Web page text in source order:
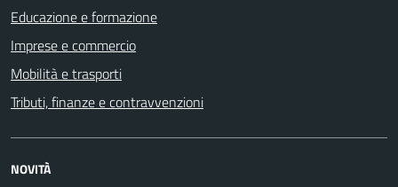
Educazione e formazione
Imprese e commercio
Mobilità e trasporti
Tributi, finanze e contravvenzioni
NOVITÀ